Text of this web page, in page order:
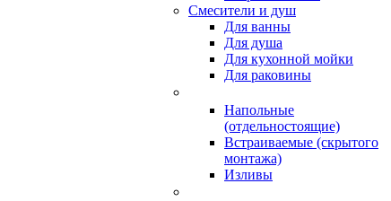
Смесители и душ
Для ванны
Для душа
Для кухонной мойки
Для раковины
Напольные
(отдельностоящие)
Встраиваемые (скрытого
монтажа)
Изливы